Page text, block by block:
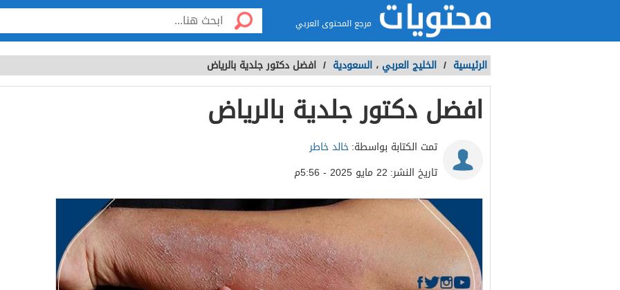
مرجع المحتوى العربي
الرئيسية / الخليج العربي ، السعودية / افضل دكتور جلدية بالرياض
افضل دكتور جلدية بالرياض
تمت الكتابة بواسطة:خالد خاطر
تاريخ النشر: 22 مايو 2025 - 5:56م